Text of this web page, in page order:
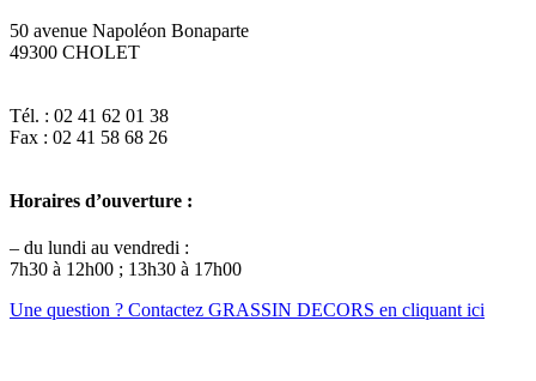
50 avenue Napoléon Bonaparte
49300 CHOLET
Tél. : 02 41 62 01 38
Fax : 02 41 58 68 26
Horaires d’ouverture :
– du lundi au vendredi :
7h30 à 12h00 ; 13h30 à 17h00
Une question ? Contactez GRASSIN DECORS en cliquant ici